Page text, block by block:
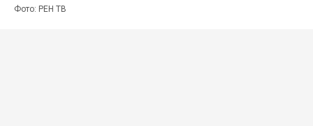
Фото: РЕН ТВ